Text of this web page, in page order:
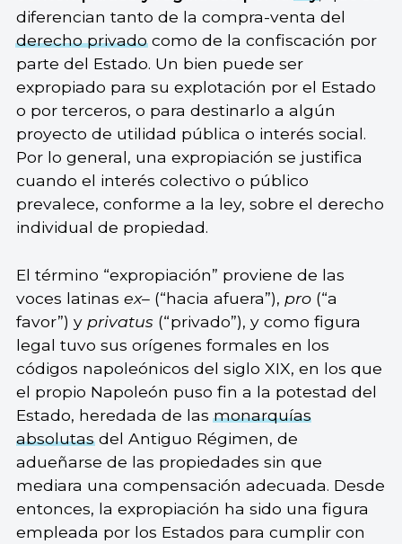
diferencian tanto de la compra-venta del
derecho privadocomo de la confiscación por
parte del Estado. Un bien puede ser
expropiado para su explotación por el Estado
o por terceros, o para destinarlo a algún
proyecto de utilidad pública o interés social.
Por lo general, una expropiación se justifica
cuando el interés colectivo o público
prevalece, conforme a la ley, sobre el derecho
individual de propiedad.
El término “expropiación” proviene de las
voces latinas ex– (“hacia afuera”), pro(“a
favor”) y privatus (“privado”), y como figura
legal tuvo sus orígenes formales en los
códigos napoleónicos del siglo XIX, en los que
el propio Napoleón puso fin a la potestad del
Estado, heredada de lasmonarquías
absolutasdel Antiguo Régimen, de
adueñarse de las propiedades sin que
mediara una compensación adecuada. Desde
entonces, la expropiación ha sido una figura
empleada por los Estados para cumplir con